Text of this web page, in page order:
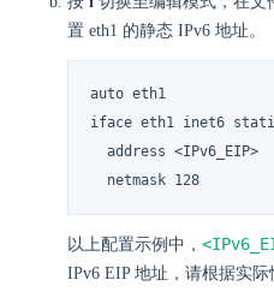
置 eth1 的静态 IPv6 地址。
auto eth1
iface eth1 inet6
  address <IPv6_EIP>
  netmask 128
以上配置示例中，
IPv6 EIP 地址，请根据实际